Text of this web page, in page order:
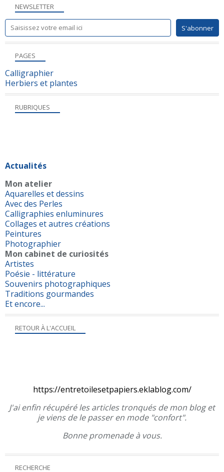
NEWSLETTER
RECHERCHE
PAGES
Calligraphier
Herbiers et plantes
RETOUR À L'ACCUEIL
https://entretoilesetpapiers.eklablog.com/
J'ai enfin récupéré les articles tronqués de mon blog et
je viens de le passer en mode "confort".
Bonne promenade à vous.
RUBRIQUES
Actualités
Mon atelier
Aquarelles et dessins
Avec des Perles
Calligraphies enluminures
Collages et autres créations
Peintures
Photographier
Mon cabinet de curiosités
Artistes
Poésie - littérature
Souvenirs photographiques
Traditions gourmandes
Et encore...